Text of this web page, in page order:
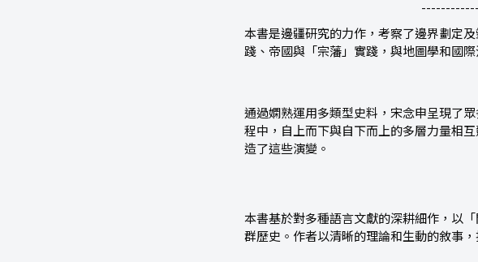
本書是邊疆研究的力作，考察了邊界劃定
踐、帝國與「宗藩」實踐，與地圖學和國
通過嫻熟運用多類型史料，宋念申呈現了
程中，自上而下與自下而上的多層力量相
造了這些演變。
本書基於對多種語言文獻的深耕細作，以
群歷史。作者以清晰的理論和生動的敘事